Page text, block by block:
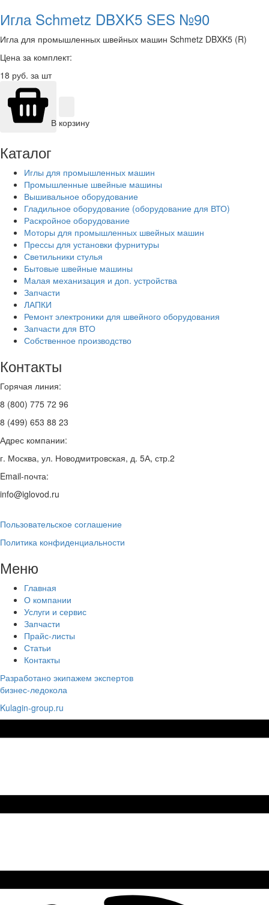
Игла Schmetz DBXK5 SES №90
Игла для промышленных швейных машин Schmetz DBXK5 (R)
Цена за комплект:
18 руб. за шт
В корзину
Каталог
Иглы для промышленных машин
Промышленные швейные машины
Вышивальное оборудование
Гладильное оборудование (оборудование для ВТО)
Раскройное оборудование
Моторы для промышленных швейных машин
Прессы для установки фурнитуры
Светильники стулья
Бытовые швейные машины
Малая механизация и доп. устройства
Запчасти
ЛАПКИ
Ремонт электроники для швейного оборудования
Запчасти для ВТО
Собственное производство
Контакты
Горячая линия:
8 (800) 775 72 96
8 (499) 653 88 23
Адрес компании:
г. Москва, ул. Новодмитровская, д. 5А, стр.2
Email-почта:
info@iglovod.ru
Пользовательское соглашение
Политика конфиденциальности
Меню
Главная
О компании
Услуги и сервис
Запчасти
Прайс-листы
Статьи
Контакты
Разработано экипажем экспертов
бизнес-ледокола
Kulagin-group.ru